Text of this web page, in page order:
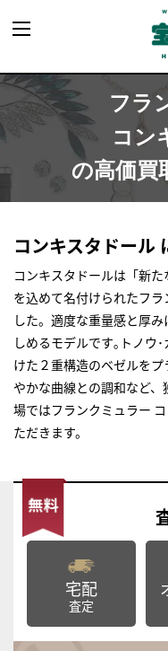
フラ
コン
の高価買
コンキスタドール
コンキスタドールは「新
を込めて名付けられたフ
した。適度な重量感と厚
しめるモデルです｡トノウ
けた２重構造のベゼルを
やかな曲線との調和など
場ではフランクミュラー
ただきます。
宅配
査定